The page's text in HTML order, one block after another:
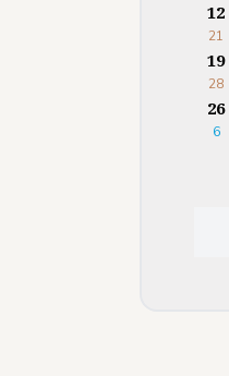
12
21
19
28
26
6